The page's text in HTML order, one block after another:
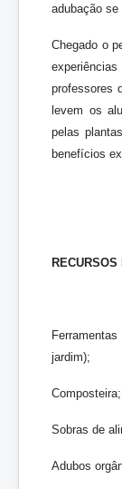
adubação se
Chegado o
professores
levem os
pelas
benefícios
RECURSOS
jardim);
Composteira;
Sobras de
Adubos